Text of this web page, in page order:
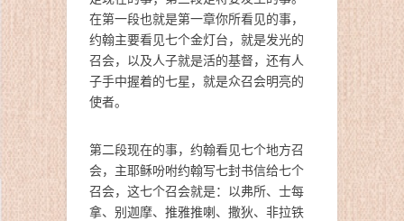
在第一段也就是第一章你所看见的事，
约翰主要看见七个金灯台，就是发光的
召会，以及人子就是活的基督，还有人
子手中握着的七星，就是众召会明亮的
使者。
第二段现在的事，约翰看见七个地方召
会，主耶稣吩咐约翰写七封书信给七个
召会，这七个召会就是：以弗所、士每
拿、别迦摩、推雅推喇、撒狄、非拉铁